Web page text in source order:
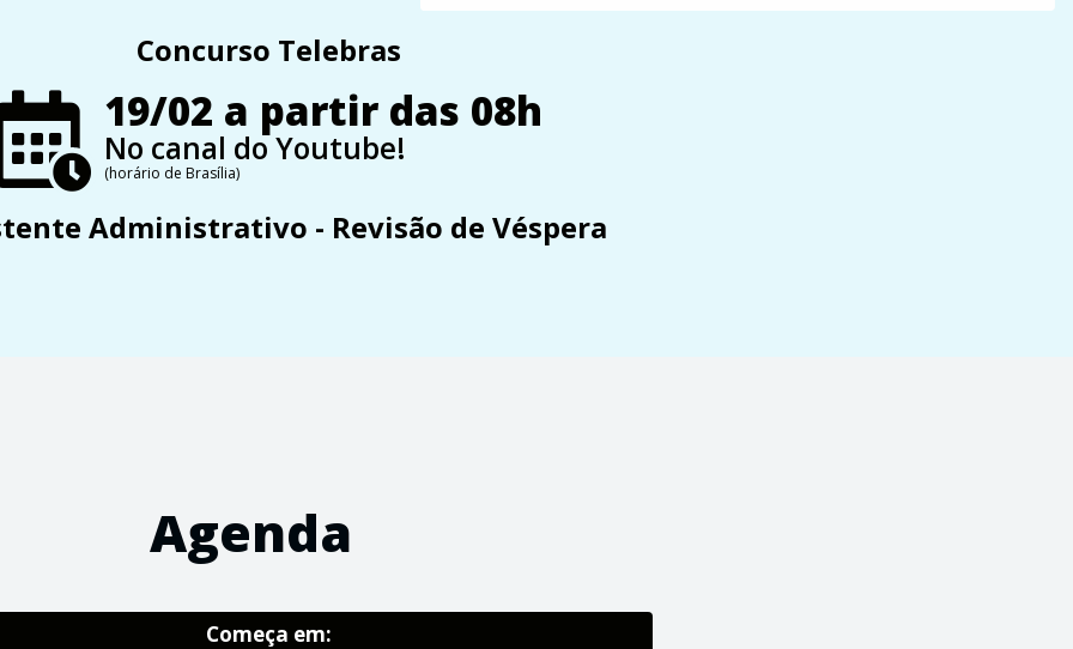
Concurso Telebras
19/02 a partir das 08h
No canal do Youtube!
(horário de Brasília)
Administrativo - Revisão de Véspera
Agenda
Começa em: